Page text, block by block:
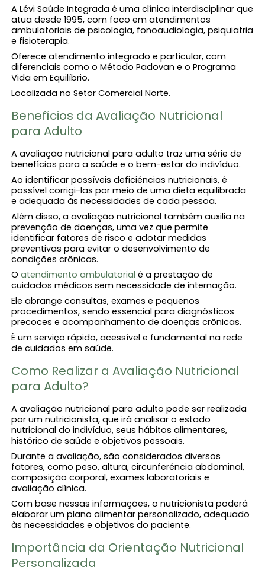
A Lévi Saúde Integrada é uma clínica interdisciplinar que
atua desde 1995, com foco em atendimentos
ambulatoriais de psicologia, fonoaudiologia, psiquiatria
e fisioterapia.
Oferece atendimento integrado e particular, com
diferenciais como o Método Padovan e o Programa
Vida em Equilíbrio.
Localizada no Setor Comercial Norte.
Benefícios da Avaliação Nutricional
para Adulto
A avaliação nutricional para adulto traz uma série de
benefícios para a saúde e o bem-estar do indivíduo.
Ao identificar possíveis deficiências nutricionais, é
possível corrigi-las por meio de uma dieta equilibrada
e adequada às necessidades de cada pessoa.
Além disso, a avaliação nutricional também auxilia na
prevenção de doenças, uma vez que permite
identificar fatores de risco e adotar medidas
preventivas para evitar o desenvolvimento de
condições crônicas.
Oatendimento ambulatorial é a prestação de
cuidados médicos sem necessidade de internação.
Ele abrange consultas, exames e pequenos
procedimentos, sendo essencial para diagnósticos
precoces e acompanhamento de doenças crônicas.
É um serviço rápido, acessível e fundamental na rede
de cuidados em saúde.
Como Realizar a Avaliação Nutricional
para Adulto?
A avaliação nutricional para adulto pode ser realizada
por um nutricionista, que irá analisar o estado
nutricional do indivíduo, seus hábitos alimentares,
histórico de saúde e objetivos pessoais.
Durante a avaliação, são considerados diversos
fatores, como peso, altura, circunferência abdominal,
composição corporal, exames laboratoriais e
avaliação clínica.
Com base nessas informações, o nutricionista poderá
elaborar um plano alimentar personalizado, adequado
às necessidades e objetivos do paciente.
Importância da Orientação Nutricional
Personalizada